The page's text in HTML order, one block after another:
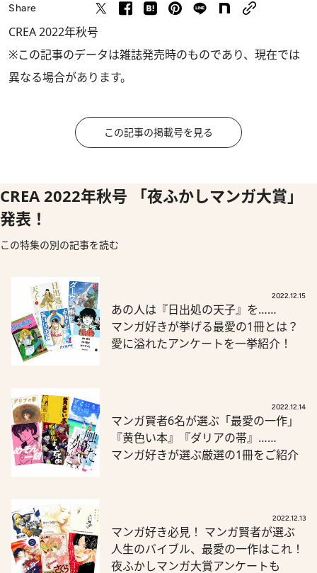
Share
CREA 2022年秋号
※この記事のデータは雑誌発売時のものであり、現在では
異なる場合があります。
この記事の掲載号を見る
CREA 2022年秋号 「夜ふかしマンガ大賞」
発表！
この特集の別の記事を読む
2022.12.15
あの人は『日出処の天子』を……
マンガ好きが挙げる最愛の1冊とは？
愛に溢れたアンケートを一挙紹介！
2022.12.14
マンガ賢者6名が選ぶ「最愛の一作」
『黄色い本』『ダリアの帯』……
マンガ好きが選ぶ厳選の1冊をご紹介
2022.12.13
マンガ好き必見！ マンガ賢者が選ぶ
人生のバイブル、最愛の一作はこれ！
夜ふかしマンガ大賞アンケートも